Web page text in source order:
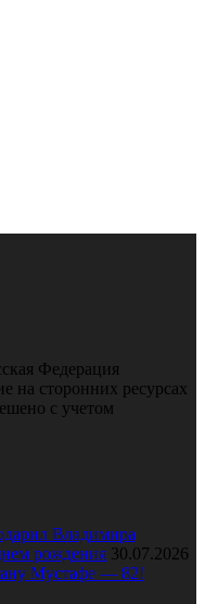
Федерация
на сторонних ресурсах
с учетом
Владимира
рождения 30.07.2026
Мустафе — 82!